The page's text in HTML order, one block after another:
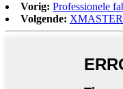
Vorig: Professionele
Volgende: XMASTER